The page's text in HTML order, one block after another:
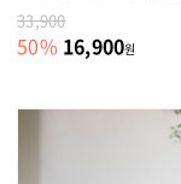
33,900
50% 16,900원